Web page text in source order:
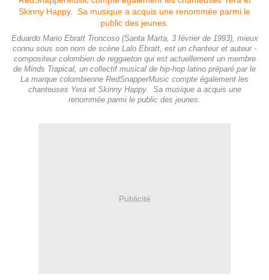
Eduardo Mario Ebratt Troncoso (Santa Marta, 3 février de 1993), mieux
connu sous son nom de scène Lalo Ebratt, est un chanteur et auteur -
compositeur colombien de reggaeton qui est actuellement un membre
de Minds Trapical, un collectif musical de hip-hop latino préparé par le
La marque colombienne RedSnapperMusic compte également les
chanteuses Yera et Skinny Happy. Sa musique a acquis une
renommée parmi le public des jeunes.
Publicité